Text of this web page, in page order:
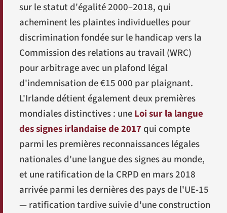
sur le statut d'égalité 2000–2018, qui
acheminent les plaintes individuelles pour
discrimination fondée sur le handicap vers la
Commission des relations au travail (WRC)
pour arbitrage avec un plafond légal
d'indemnisation de €15 000 par plaignant.
L'Irlande détient également deux premières
mondiales distinctives : uneLoi sur la langue
des signes irlandaise de 2017qui compte
parmi les premières reconnaissances légales
nationales d'une langue des signes au monde,
et une ratification de la CRPD en mars 2018
arrivée parmi les dernières des pays de l'UE-15
— ratification tardive suivie d'une construction